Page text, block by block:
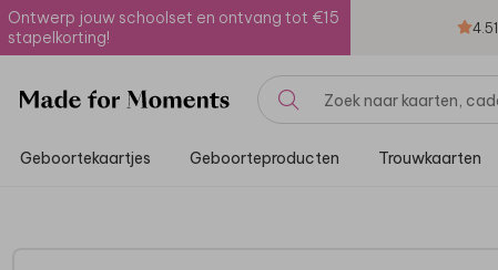
Ontwerp jouw schoolset en ontvang tot €15
stapelkorting!
4.51
Geboortekaartjes Geboorteproducten Trouwkaarten